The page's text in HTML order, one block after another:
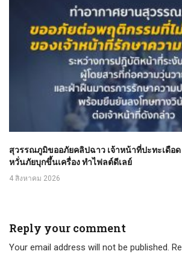
สุวรรณภูมิขออภัยคลิปฉาว เจ้าหน้าที่ปะทะเดือด
หวั่นภัยบุกขึ้นเครื่อง ทำไฟลต์ดีเลย์
4 สิงหาคม 2026
Reply your comment
Your email address will not be published.